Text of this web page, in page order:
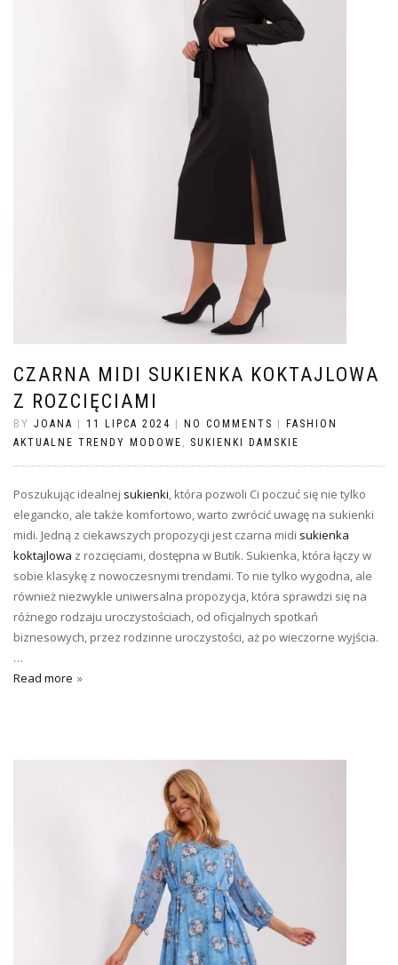
CZARNA MIDI SUKIENKA KOKTAJLOWA
Z ROZCIĘCIAMI
BY JOANA 11 LIPCA 2024 NO COMMENTS
FASHION
AKTUALNE TRENDY MODOWE , SUKIENKI DAMSKIE
Poszukując idealnej sukienki, która pozwoli Ci poczuć się nie tylko
elegancko, ale także komfortowo, warto zwrócić uwagę na sukienki
midi. Jedną z ciekawszych propozycji jest czarna midi sukienka
koktajlowa z rozcięciami, dostępna w Butik. Sukienka, która łączy w
sobie klasykę z nowoczesnymi trendami. To nie tylko wygodna, ale
również niezwykle uniwersalna propozycja, która sprawdzi się na
różnego rodzaju uroczystościach, od oficjalnych spotkań
biznesowych, przez rodzinne uroczystości, aż po wieczorne wyjścia.
…
Read more